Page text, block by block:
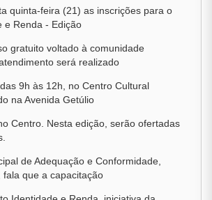
quinta-feira (21) as inscrições para o
e Renda - Edição
gratuito voltado à comunidade
será realizado
9h às 12h, no Centro Cultural
na Avenida Getúlio
Centro. Nesta edição, serão ofertadas
de Adequação e Conformidade,
fala que a capacitação